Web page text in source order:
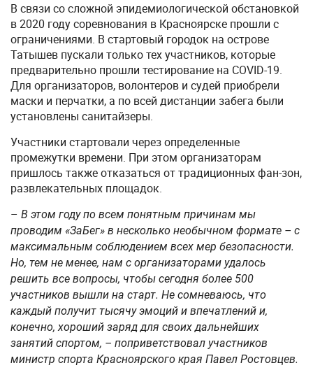
В связи со сложной эпидемиологической обстановкой
в 2020 году соревнования в Красноярске прошли с
ограничениями. В стартовый городок на острове
Татышев пускали только тех участников, которые
предварительно прошли тестирование на COVID-19.
Для организаторов, волонтеров и судей приобрели
маски и перчатки, а по всей дистанции забега были
установлены санитайзеры.
Участники стартовали через определенные
промежутки времени. При этом организаторам
пришлось также отказаться от традиционных фан-зон,
развлекательных площадок.
– В этом году по всем понятным причинам мы
проводим «ЗаБег» в несколько необычном формате – с
максимальным соблюдением всех мер безопасности.
Но, тем не менее, нам с организаторами удалось
решить все вопросы, чтобы сегодня более 500
участников вышли на старт. Не сомневаюсь, что
каждый получит тысячу эмоций и впечатлений и,
конечно, хороший заряд для своих дальнейших
занятий спортом, – поприветствовал участников
министр спорта Красноярского края Павел Ростовцев.